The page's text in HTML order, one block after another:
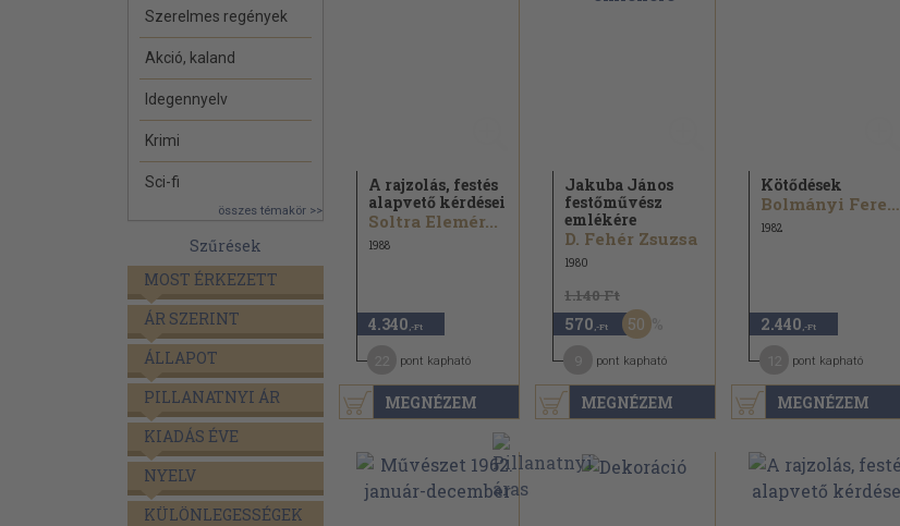
Szerelmes regények
Akció, kaland
Idegennyelv
Krimi
Sci-fi
összes témakör >>
Szűrések
MOST ÉRKEZETT
ÁR SZERINT
ÁLLAPOT
PILLANATNYI ÁR
KIADÁS ÉVE
NYELV
KÜLÖNLEGESSÉGEK
MEGNÉZEM
A rajzolás, festés
alapvető kérdései
Soltra Elemér...
1988
4.340 ,-Ft
pont kapható
MEGNÉZEM
Jakuba János
festőművész
emlékére
D. Fehér Zsuzsa
1980
1.140 Ft
570 ,-Ft 50
pont kapható
MEGNÉZEM
Kötődések
Bolmányi Ferenc...
1982
2.440 ,-Ft
pont kapható